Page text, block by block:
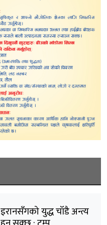
इरानसँगको युद्ध चाँडै अन्त्य